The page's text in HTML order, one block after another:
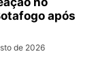
após
de 2026